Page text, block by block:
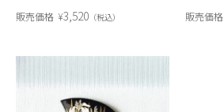
販売価格 ¥3,520 税込 販売価格